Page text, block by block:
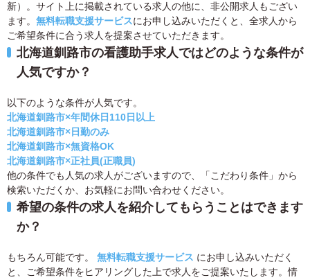
新）。サイト上に掲載されている求人の他に、非公開求人もござい
ます。 無料転職支援サービスにお申し込みいただくと、全求人から
ご希望条件に合う求人を提案させていただきます。
北海道釧路市の看護助手求人ではどのような条件が
人気ですか？
以下のような条件が人気です。
北海道釧路市×年間休日110日以上
北海道釧路市×日勤のみ
北海道釧路市×無資格OK
北海道釧路市×正社員(正職員)
他の条件でも人気の求人がございますので、「こだわり条件」から
検索いただくか、お気軽にお問い合わせください。
希望の条件の求人を紹介してもらうことはできます
か？
もちろん可能です。 無料転職支援サービス にお申し込みいただく
と、ご希望条件をヒアリングした上で求人をご提案いたします。情